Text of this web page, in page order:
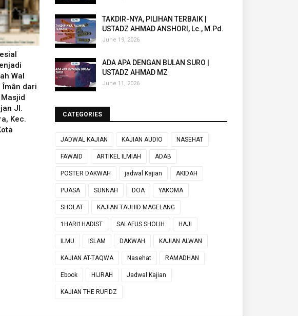
Wal
Îmân dari
Jl.
Kec.
TAKDIR-NYA, PILIHAN TERBAIK |
USTADZ AHMAD ANSHORI, Lc., M.Pd.
June 19, 2026
ADA APA DENGAN BULAN SURO |
USTADZ AHMAD MZ
June 11, 2026
CATEGORIES
JADWAL KAJIAN KAJIAN AUDIO NASEHAT
FAWAID ARTIKEL ILMIAH ADAB
POSTER DAKWAH jadwal Kajian AKIDAH
PUASA SUNNAH DOA YAKOMA
SHOLAT KAJIAN TAUHID MAGELANG
1HARI1HADIST SALAFUS SHOLIH HAJI
ILMU ISLAM DAKWAH KAJIAN ALWAN
KAJIAN AT-TAQWA Nasehat RAMADHAN
Ebook HIJRAH Jadwal Kajian
KAJIAN THE RUFIDZ